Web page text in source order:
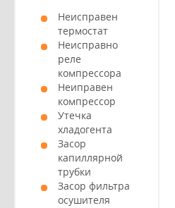
Неисправен
термостат
Неисправно
реле
компрессора
Неиправен
компрессор
Утечка
хладогента
Засор
капиллярной
трубки
Засор фильтра
осушителя